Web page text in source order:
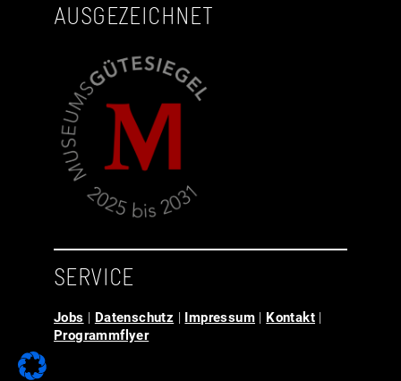
AUSGEZEICHNET
SERVICE
Jobs | Datenschutz | Impressum | Kontakt |
Programmflyer